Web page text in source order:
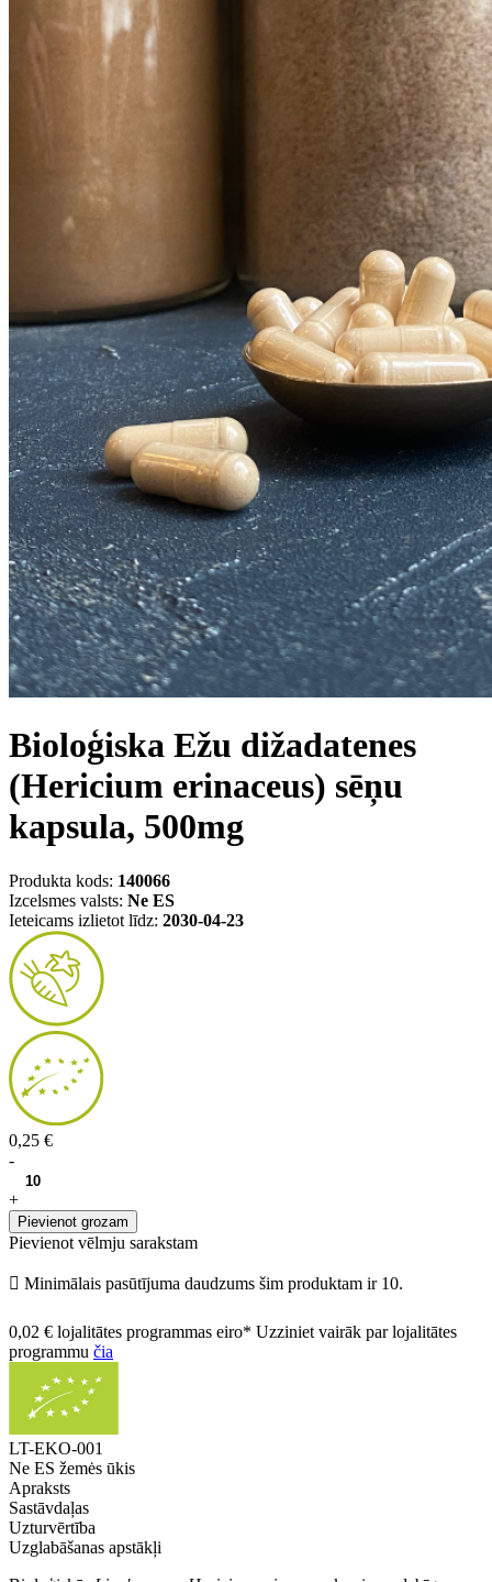
Bioloģiska Ežu dižadatenes
(Hericium erinaceus) sēņu
kapsula, 500mg
Produkta kods: 140066
Izcelsmes valsts: Ne ES
Ieteicams izlietot līdz: 2030-04-23
0,25 €
-
+
Pievienot grozam
Pievienot vēlmju sarakstam
 Minimālais pasūtījuma daudzums šim produktam ir 10.
0,02 € lojalitātes programmas eiro* Uzziniet vairāk par lojalitātes
programmu čia
LT-EKO-001
Ne ES žemės ūkis
Apraksts
Sastāvdaļas
Uzturvērtība
Uzglabāšanas apstākļi